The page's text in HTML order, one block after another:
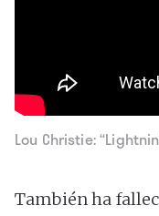
Lou Christie:
También ha